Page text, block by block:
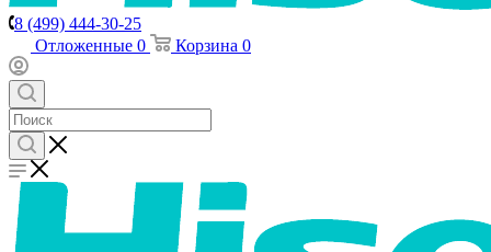
8 (499) 444-30-25
Отложенные 0 Корзина 0